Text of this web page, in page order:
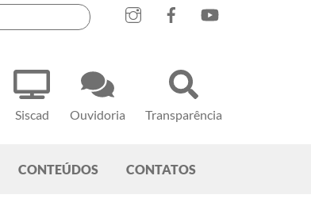
Siscad Ouvidoria Transparência
CONTEÚDOS CONTATOS